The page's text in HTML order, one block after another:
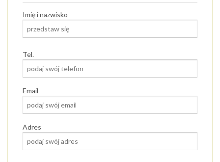
Imię i nazwisko
Tel.
Email
Adres